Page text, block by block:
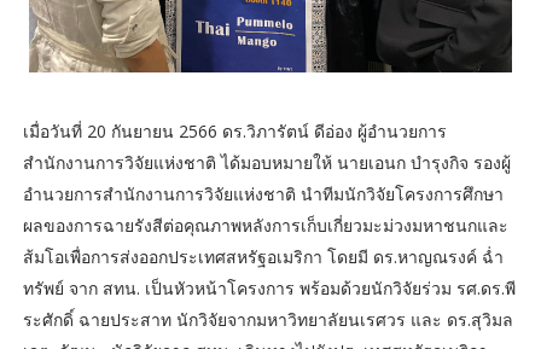
เมื่อวันที่ 20 กันยายน 2566 ดร.วิภารัตน์ ดีอ่อง ผู้อำนวยการ
สำนักงานการวิจัยแห่งชาติ ได้มอบหมายให้ นายเอนก บำรุงกิจ รองผู้
อำนวยการสำนักงานการวิจัยแห่งชาติ นำทีมนักวิจัยโครงการศึกษา
ผลของการฉายรังสีต่อคุณภาพหลังการเก็บเกี่ยวมะม่วงมหาชนกและ
ส้มโอเพื่อการส่งออกประเทศสหรัฐอเมริกา โดยมี ดร.หาญณรงค์ ฉ่ำ
ทรัพย์ จาก สทน. เป็นหัวหน้าโครงการ พร้อมด้วยนักวิจัยร่วม รศ.ดร.พี
ระศักดิ์ ฉายประสาท นักวิจัยจากมหาวิทยาลัยนเรศวร และ ดร.สุวิมล